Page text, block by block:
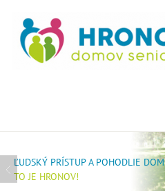
ĽUDSKÝ PRÍSTUP A POHODLIE
TO JE HRONOV!
MOMENTÁLNE NEMÁME VOĽNÉ
ZARIADENÍ!
POŠLITE SI ŽIADOSŤ A ZARADÍME
AK MÁTE ZÁUJEM BYŤ NAŠIM
POŠTITE SI ŽIADOSŤ.
ZARADÍME VÁS DO PORADOVNÍKA.